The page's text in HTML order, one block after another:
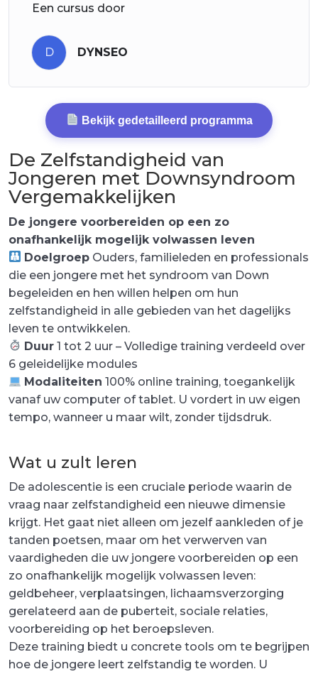
Een cursus door
D DYNSEO
Bekijk gedetailleerd programma
De Zelfstandigheid van
Jongeren met Downsyndroom
Vergemakkelijken
De jongere voorbereiden op een zo
onafhankelijk mogelijk volwassen leven
Doelgroep Ouders, familieleden en professionals
die een jongere met het syndroom van Down
begeleiden en hen willen helpen om hun
zelfstandigheid in alle gebieden van het dagelijks
leven te ontwikkelen.
Duur 1 tot 2 uur – Volledige training verdeeld over
6 geleidelijke modules
Modaliteiten 100% online training, toegankelijk
vanaf uw computer of tablet. U vordert in uw eigen
tempo, wanneer u maar wilt, zonder tijdsdruk.
Wat u zult leren
De adolescentie is een cruciale periode waarin de
vraag naar zelfstandigheid een nieuwe dimensie
krijgt. Het gaat niet alleen om jezelf aankleden of je
tanden poetsen, maar om het verwerven van
vaardigheden die uw jongere voorbereiden op een
zo onafhankelijk mogelijk volwassen leven:
geldbeheer, verplaatsingen, lichaamsverzorging
gerelateerd aan de puberteit, sociale relaties,
voorbereiding op het beroepsleven.
Deze training biedt u concrete tools om te begrijpen
hoe de jongere leert zelfstandig te worden. U